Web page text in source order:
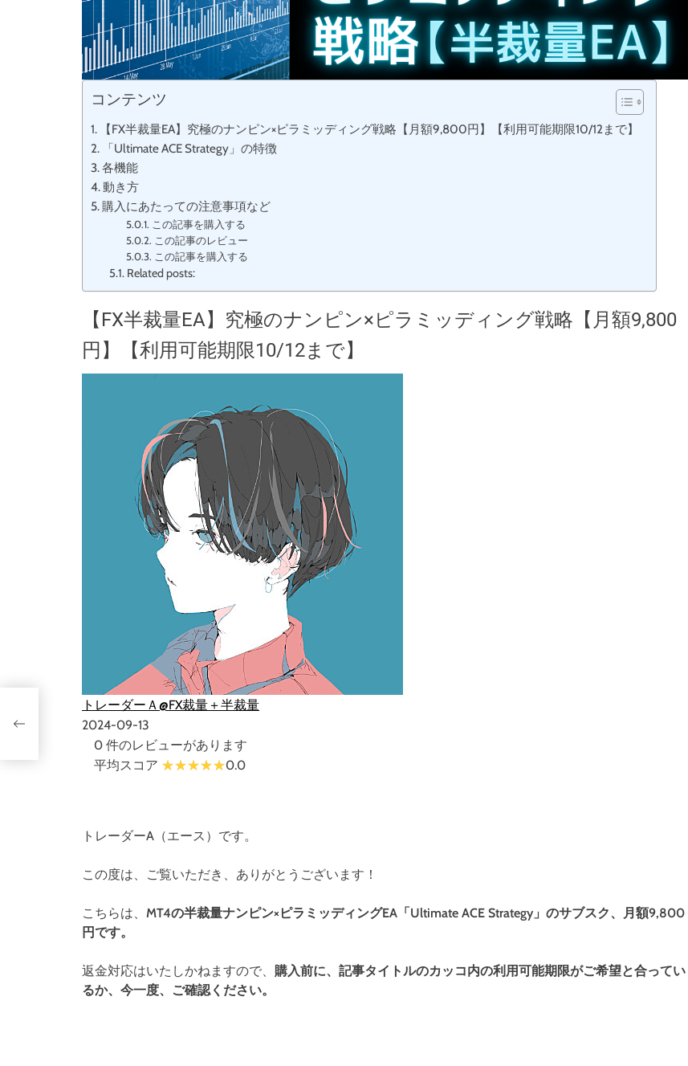
コンテンツ
【FX半裁量EA】究極のナンピン×ピラミッディング戦略【月額9,800円】【利用可能期限10/12まで】
「Ultimate ACE Strategy」の特徴
各機能
動き方
購入にあたっての注意事項など
この記事を購入する
この記事のレビュー
この記事を購入する
Related posts:
【FX半裁量EA】究極のナンピン×ピラミッディング戦略【月額9,800
円】【利用可能期限10/12まで】
トレーダーＡ@FX裁量＋半裁量
2024-09-13
0 件のレビューがあります
平均スコア
0.0
トレーダーA（エース）です。
この度は、ご覧いただき、ありがとうございます！
こちらは、 MT4の半裁量ナンピン×ピラミッディングEA「Ultimate ACE Strategy」のサブスク、月額9,800
円です。
返金対応はいたしかねますので、 購入前に、記事タイトルのカッコ内の利用可能期限がご希望と合ってい
るか、今一度、ご確認ください。
オ